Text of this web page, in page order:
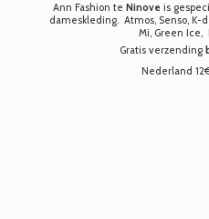
Ann Fashion te Ninove is
dameskleding. Atmos, Senso, K-
Mi, Green Ice,
Gratis verzending
Nederland